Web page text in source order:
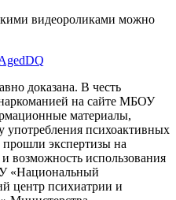
видеороликами можно
доказана. В честь
на сайте МБОУ
материалы,
употребления психоактивных
экспертизы на
возможность использования
«Национальный
центр психиатрии и